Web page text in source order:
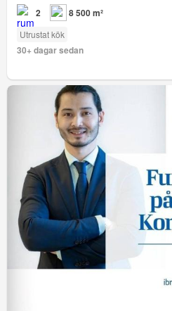
2 8 500 m²
Utrustat kök
30+ dagar sedan